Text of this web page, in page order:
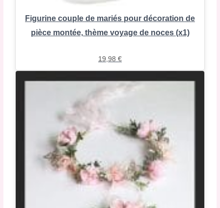
Figurine couple de mariés pour décoration de
pièce montée, thème voyage de noces (x1)
19,98 €